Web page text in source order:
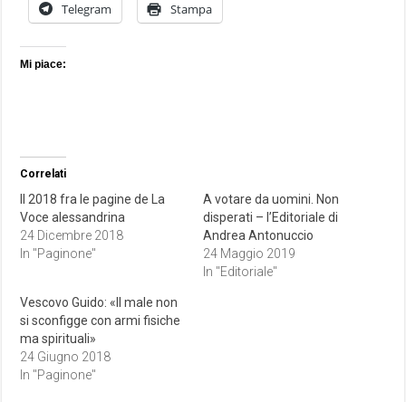
Telegram Stampa
Mi piace:
Correlati
Il 2018 fra le pagine de La
Voce alessandrina
24 Dicembre 2018
In "Paginone"
A votare da uomini. Non
disperati – l’Editoriale di
Andrea Antonuccio
24 Maggio 2019
In "Editoriale"
Vescovo Guido: «Il male non
si sconfigge con armi fisiche
ma spirituali»
24 Giugno 2018
In "Paginone"